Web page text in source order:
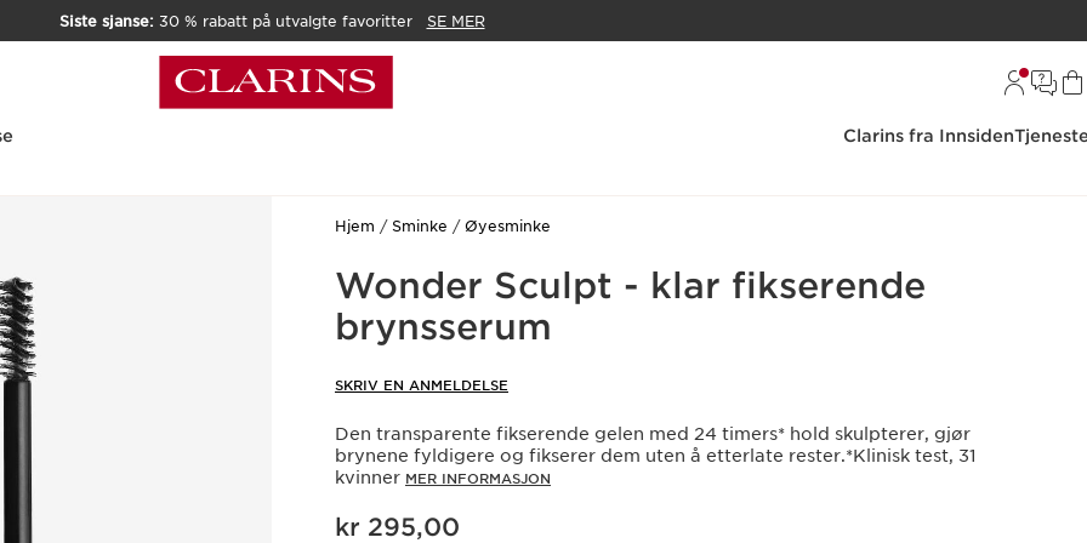
Siste sjanse: 30 % rabatt på utvalgte favoritter SE MER
Clarins fra Innsiden
Hjem Sminke Øyesminke
Wonder Sculpt - klar fikserende
brynsserum
SKRIV EN ANMELDELSE
Den transparente fikserende gelen med 24 timers* hold skulpterer, gjør
brynene fyldigere og fikserer dem uten å etterlate rester.*Klinisk test, 31
kvinner MER INFORMASJON
Nåværende pris kr 295,00
kr 295,00